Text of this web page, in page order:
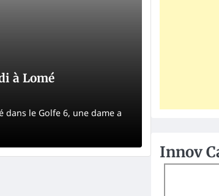
à Lomé
dans le Golfe 6, une dame a
Innov